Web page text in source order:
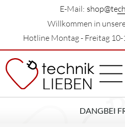
E-Mail:
Willkommen in
Hotline Montag - Freitag
DANGBEI